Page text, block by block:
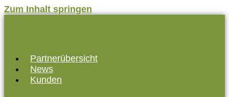
Zum Inhalt springen
Partnerübersicht
News
Kunden